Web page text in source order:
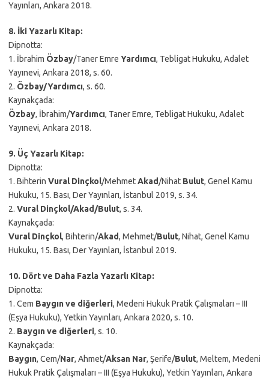
Yayınları, Ankara 2018.
8. İki Yazarlı Kitap:
Dipnotta:
1. İbrahim Özbay/Taner Emre Yardımcı, Tebligat Hukuku, Adalet
Yayınevi, Ankara 2018, s. 60.
2. Özbay/Yardımcı, s. 60.
Kaynakçada:
Özbay, İbrahim/Yardımcı, Taner Emre, Tebligat Hukuku, Adalet
Yayınevi, Ankara 2018.
9. Üç Yazarlı Kitap:
Dipnotta:
1. Bihterin VuralDinçkol/MehmetAkad/Nihat Bulut, Genel Kamu
Hukuku, 15. Bası, Der Yayınları, İstanbul 2019, s. 34.
2. Vural Dinçkol/Akad/Bulut, s. 34.
Kaynakçada:
Vural Dinçkol, Bihterin/Akad, Mehmet/Bulut, Nihat, Genel Kamu
Hukuku, 15. Bası, Der Yayınları, İstanbul 2019.
10. Dört ve Daha Fazla Yazarlı Kitap:
Dipnotta:
1. Cem Baygın ve diğerleri, Medeni Hukuk Pratik Çalışmaları – III
(Eşya Hukuku), Yetkin Yayınları, Ankara 2020, s. 10.
2. Baygın ve diğerleri, s. 10.
Kaynakçada:
Baygın, Cem/Nar, Ahmet/Aksan Nar, Şerife/Bulut, Meltem, Medeni
Hukuk Pratik Çalışmaları – III (Eşya Hukuku), Yetkin Yayınları, Ankara